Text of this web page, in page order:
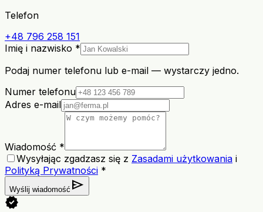
Telefon
+48 796 258 151
Imię i nazwisko *
Podaj numer telefonu lub e-mail — wystarczy jedno.
Numer telefonu
Adres e-mail
Wiadomość *
Wysyłając zgadzasz się z Zasadami użytkowania i
Polityką Prywatności *
Wyślij wiadomość send
verified